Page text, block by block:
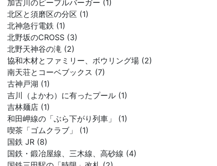
加古川のピープルバーガー (1)
北区と須磨区の分区 (1)
北神急行電鉄 (1)
北野坂のCROSS (3)
北野天神谷の滝 (2)
協和木材とファミリー、ボウリング場 (2)
南天荘とコーベブックス (7)
古神戸湖 (1)
吉川（よかわ）に有ったプール (1)
吉林麺店 (1)
和田岬線の「ぶら下がり列車」 (1)
喫茶「ゴムクラブ」 (1)
国鉄 JR (8)
国鉄・鍛冶屋線、三木線、高砂線 (4)